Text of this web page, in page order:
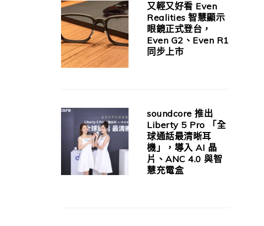
又輕又好看 Even
Realities 智慧顯示
眼鏡正式登台，
Even G2、Even R1
同步上市
soundcore 推出
Liberty 5 Pro 「全
球通話最清晰耳
機」，導入 AI 晶
片、ANC 4.0 與智
慧充電盒